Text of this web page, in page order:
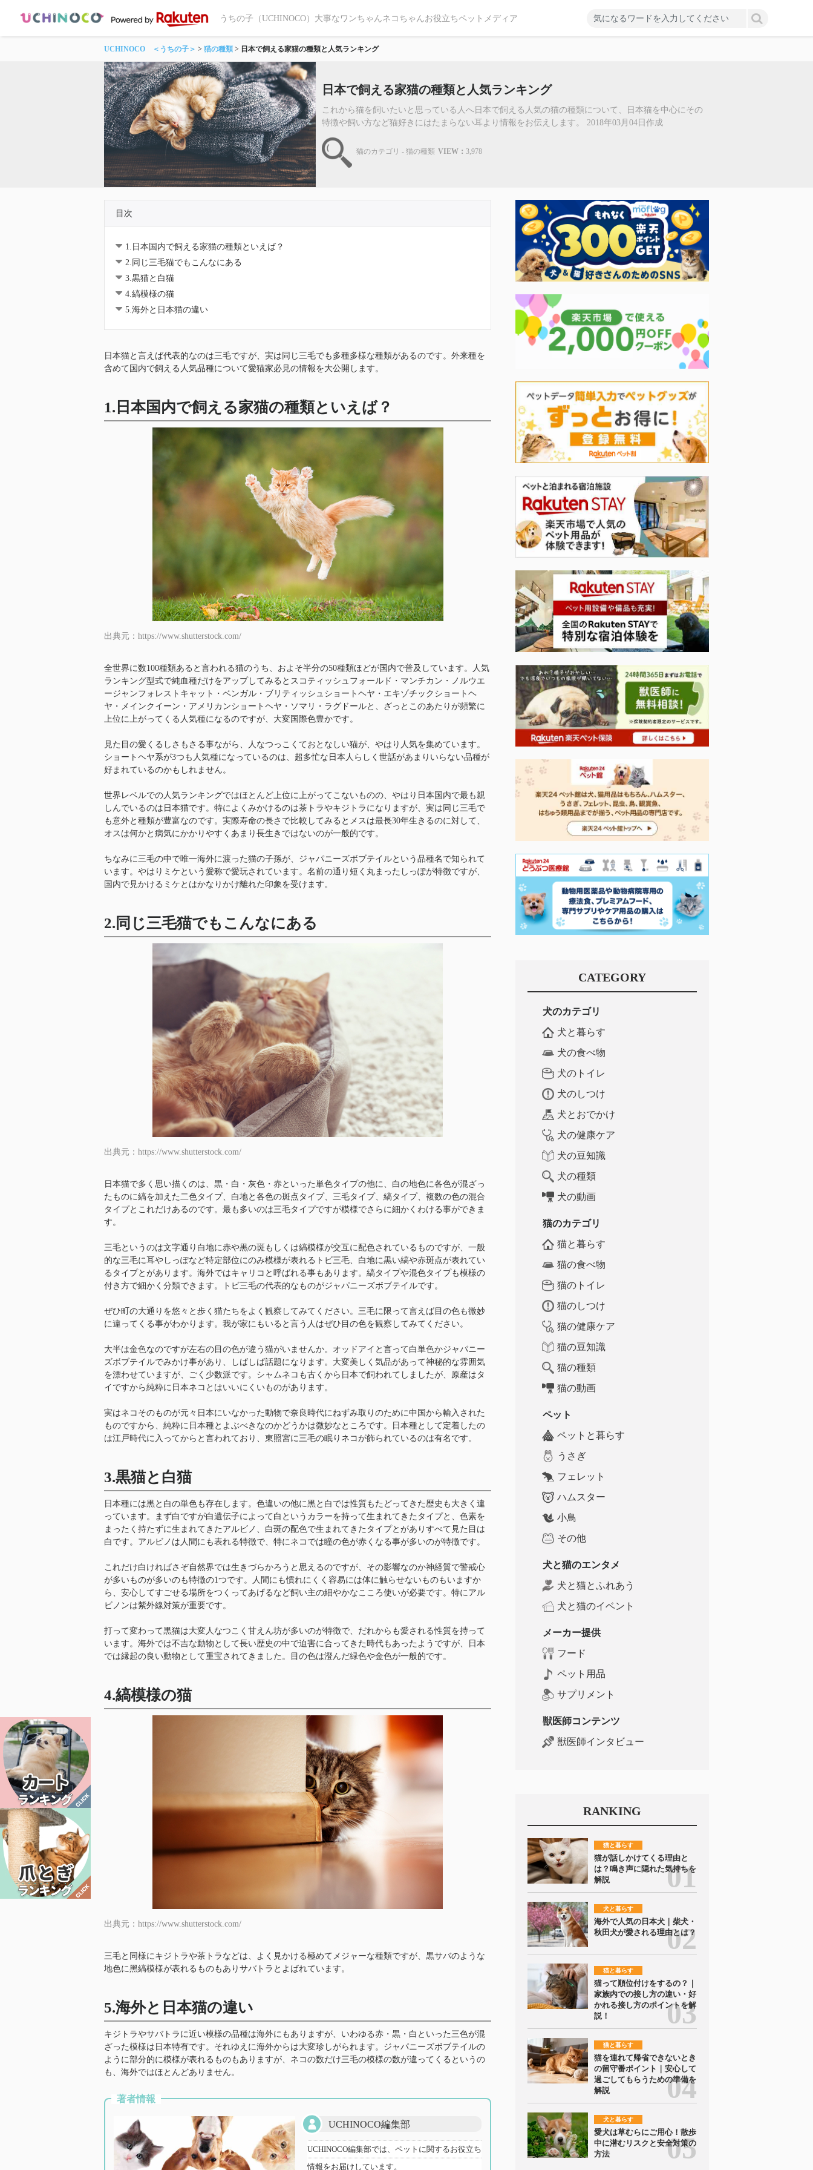
うちの子（UCHINOCO）大事なワンちゃんネコちゃんお役立ちペットメディア
UCHINOCO ＜うちの子＞ 猫の種類 日本で飼える家猫の種類と人気ランキング
日本で飼える家猫の種類と人気ランキング
これから猫を飼いたいと思っている人へ日本で飼える人気の猫の種類について、日本猫を中心にその
特徴や飼い方など猫好きにはたまらない耳より情報をお伝えします。 2018年03月04日作成
猫のカテゴリ - 猫の種類 VIEW： 3,978
目次
1.日本国内で飼える家猫の種類といえば？
2.同じ三毛猫でもこんなにある
3.黒猫と白猫
4.縞模様の猫
5.海外と日本猫の違い
日本猫と言えば代表的なのは三毛ですが、実は同じ三毛でも多種多様な種類があるのです。外来種を
含めて国内で飼える人気品種について愛猫家必見の情報を大公開します。
1.日本国内で飼える家猫の種類といえば？
出典元：https://www.shutterstock.com/
全世界に数100種類あると言われる猫のうち、およそ半分の50種類ほどが国内で普及しています。人気
ランキング型式で純血種だけをアップしてみるとスコティッシュフォールド・マンチカン・ノルウエ
ージャンフォレストキャット・ベンガル・ブリティッシュショートヘヤ・エキゾチックショートヘ
ヤ・メインクイーン・アメリカンショートヘヤ・ソマリ・ラグドールと、ざっとこのあたりが頻繁に
上位に上がってくる人気種になるのですが、大変国際色豊かです。
見た目の愛くるしさもさる事ながら、人なつっこくておとなしい猫が、やはり人気を集めています。
ショートヘヤ系が3つも人気種になっているのは、超多忙な日本人らしく世話があまりいらない品種が
好まれているのかもしれません。
世界レベルでの人気ランキングではほとんど上位に上がってこないものの、やはり日本国内で最も親
しんでいるのは日本猫です。特によくみかけるのは茶トラやキジトラになりますが、実は同じ三毛で
も意外と種類が豊富なのです。実際寿命の長さで比較してみるとメスは最長30年生きるのに対して、
オスは何かと病気にかかりやすくあまり長生きではないのが一般的です。
ちなみに三毛の中で唯一海外に渡った猫の子孫が、ジャパニーズボブテイルという品種名で知られて
います。やはりミケという愛称で愛玩されています。名前の通り短く丸まったしっぽが特徴ですが、
国内で見かけるミケとはかなりかけ離れた印象を受けます。
2.同じ三毛猫でもこんなにある
出典元：https://www.shutterstock.com/
日本猫で多く思い描くのは、黒・白・灰色・赤といった単色タイプの他に、白の地色に各色が混ざっ
たものに縞を加えた二色タイプ、白地と各色の斑点タイプ、三毛タイプ、縞タイプ、複数の色の混合
タイプとこれだけあるのです。最も多いのは三毛タイプですが模様でさらに細かくわける事ができま
す。
三毛というのは文字通り白地に赤や黒の斑もしくは縞模様が交互に配色されているものですが、一般
的な三毛に耳やしっぽなど特定部位にのみ模様が表れるトビ三毛、白地に黒い縞や赤斑点が表れてい
るタイプとがあります。海外ではキャリコと呼ばれる事もあります。縞タイプや混色タイプも模様の
付き方で細かく分類できます。トビ三毛の代表的なものがジャパニーズボブテイルです。
ぜひ町の大通りを悠々と歩く猫たちをよく観察してみてください。三毛に限って言えば目の色も微妙
に違ってくる事がわかります。我が家にもいると言う人はぜひ目の色を観察してみてください。
大半は金色なのですが左右の目の色が違う猫がいませんか。オッドアイと言って白単色かジャパニー
ズボブテイルでみかけ事があり、しばしば話題になります。大変美しく気品があって神秘的な雰囲気
を漂わせていますが、ごく少数派です。シャムネコも古くから日本で飼われてしましたが、原産はタ
イですから純粋に日本ネコとはいいにくいものがあります。
実はネコそのものが元々日本にいなかった動物で奈良時代にねずみ取りのために中国から輸入された
ものですから、純粋に日本種とよぶべきなのかどうかは微妙なところです。日本種として定着したの
は江戸時代に入ってからと言われており、東照宮に三毛の眠りネコが飾られているのは有名です。
3.黒猫と白猫
日本種には黒と白の単色も存在します。色違いの他に黒と白では性質もたどってきた歴史も大きく違
っています。まず白ですが白遺伝子によって白というカラーを持って生まれてきたタイプと、色素を
まったく持たずに生まれてきたアルビノ、白斑の配色で生まれてきたタイプとがありすべて見た目は
白です。アルビノは人間にも表れる特徴で、特にネコでは瞳の色が赤くなる事が多いのが特徴です。
これだけ白ければさぞ自然界では生きづらかろうと思えるのですが、その影響なのか神経質で警戒心
が多いものが多いのも特徴の1つです。人間にも慣れにくく容易には体に触らせないものもいますか
ら、安心してすごせる場所をつくってあげるなど飼い主の細やかなこころ使いが必要です。特にアル
ビノンは紫外線対策が重要です。
打って変わって黒猫は大変人なつこく甘えん坊が多いのが特徴で、だれからも愛される性質を持って
います。海外では不吉な動物として長い歴史の中で迫害に合ってきた時代もあったようですが、日本
では縁起の良い動物として重宝されてきました。目の色は澄んだ緑色や金色が一般的です。
4.縞模様の猫
出典元：https://www.shutterstock.com/
三毛と同様にキジトラや茶トラなどは、よく見かける極めてメジャーな種類ですが、黒サバのような
地色に黑縞模様が表れるものもありサバトラとよばれています。
5.海外と日本猫の違い
キジトラやサバトラに近い模様の品種は海外にもありますが、いわゆる赤・黒・白といった三色が混
ざった模様は日本特有です。それゆえに海外からは大変珍しがられます。ジャパニーズボブテイルの
ように部分的に模様が表れるものもありますが、ネコの数だけ三毛の模様の数が違ってくるというの
も、海外ではほとんどありません。
著者情報
UCHINOCO編集部
UCHINOCO編集部では、ペットに関するお役立ち
情報をお届けしています。
CATEGORY
犬のカテゴリ
犬と暮らす
犬の食べ物
犬のトイレ
犬のしつけ
犬とおでかけ
犬の健康ケア
犬の豆知識
犬の種類
犬の動画
猫のカテゴリ
猫と暮らす
猫の食べ物
猫のトイレ
猫のしつけ
猫の健康ケア
猫の豆知識
猫の種類
猫の動画
ペット
ペットと暮らす
うさぎ
フェレット
ハムスター
小鳥
その他
犬と猫のエンタメ
犬と猫とふれあう
犬と猫のイベント
メーカー提供
フード
ペット用品
サプリメント
獣医師コンテンツ
獣医師インタビュー
RANKING
猫と暮らす
猫が話しかけてくる理由と
は？鳴き声に隠れた気持ちを
解説
犬と暮らす
海外で人気の日本犬｜柴犬・
秋田犬が愛される理由とは？
猫と暮らす
猫って順位付けをするの？｜
家族内での接し方の違い・好
かれる接し方のポイントを解
説！
猫と暮らす
猫を連れて帰省できないとき
の留守番ポイント｜安心して
過ごしてもらうための準備を
解説
犬と暮らす
愛犬は草むらにご用心！散歩
中に潜むリスクと安全対策の
方法